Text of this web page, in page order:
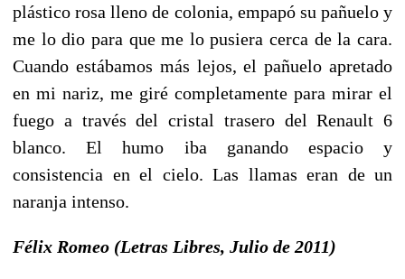
plástico rosa lleno de colonia, empapó su pañuelo y
me lo dio para que me lo pusiera cerca de la cara.
Cuando estábamos más lejos, el pañuelo apretado
en mi nariz, me giré completamente para mirar el
fuego a través del cristal trasero del Renault 6
blanco. El humo iba ganando espacio y
consistencia en el cielo. Las llamas eran de un
naranja intenso.
Félix Romeo (Letras Libres, Julio de 2011)